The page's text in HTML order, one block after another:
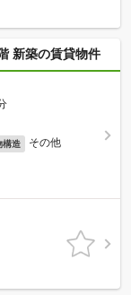
新築の賃貸物件
構造 その他